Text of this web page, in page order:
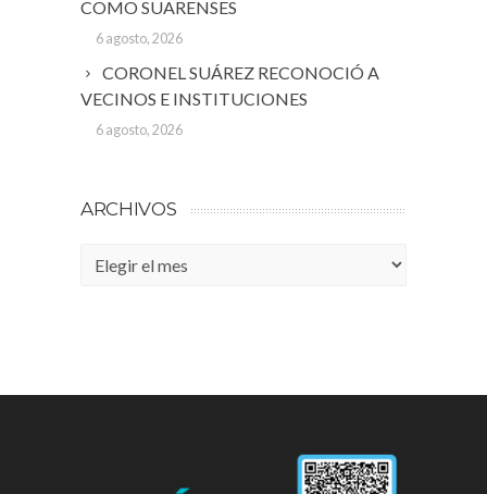
COMO SUARENSES
6 agosto, 2026
CORONEL SUÁREZ RECONOCIÓ A
VECINOS E INSTITUCIONES
6 agosto, 2026
ARCHIVOS
Archivos